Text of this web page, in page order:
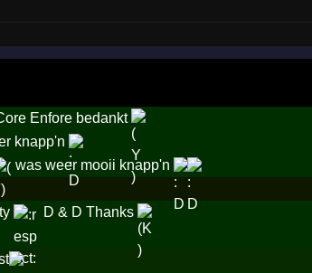
Enfore bedankt
knapp'n
was weer mooii knapp'n
D & D Thanks